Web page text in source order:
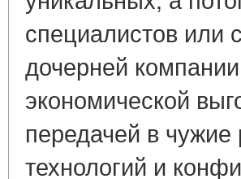
специалистов или
дочерней
экономической
передачей в
технологий и